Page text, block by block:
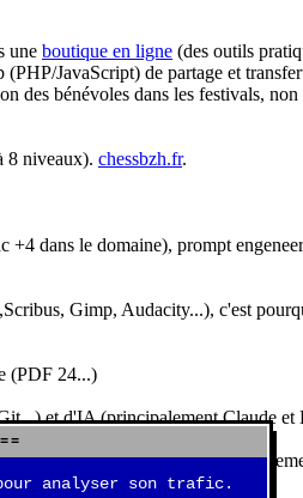
une boutique en ligne (des outils
(PHP/JavaScript) de partage et
des bénévoles dans les festivals,
8 niveaux). chessbzh.fr.
dans le domaine), prompt
Gimp, Audacity...), c'est
(PDF 24...)
et d'IA (principalement Claude et
et aux jeux vidéos
analyser son trafic.